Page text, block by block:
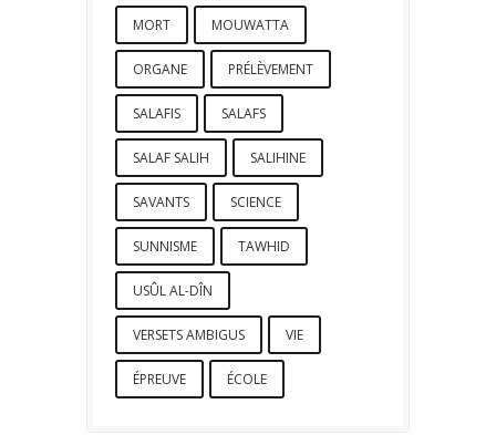
MORT MOUWATTA
ORGANE PRÉLÈVEMENT
SALAFIS SALAFS
SALAF SALIH SALIHINE
SAVANTS SCIENCE
SUNNISME TAWHID
USÛL AL-DÎN
VERSETS AMBIGUS VIE
ÉPREUVE ÉCOLE